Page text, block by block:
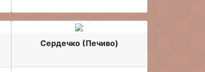
Сердечко (Печиво)